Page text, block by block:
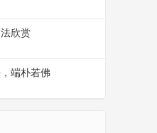
欣赏
端朴若佛